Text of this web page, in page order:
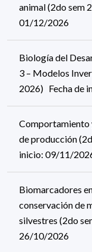
animal (2do sem
01/12/2026
Biología del
3 – Modelos
2026) Fecha de
Comportamiento
de producción
inicio: 09/11/
Biomarcadores
conservación de
silvestres (2do
26/10/2026